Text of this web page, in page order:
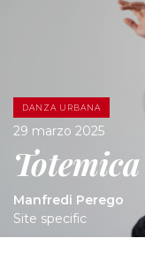
DANZA URBANA
29 marzo 2025
Totemica
Manfredi Perego
Site specific